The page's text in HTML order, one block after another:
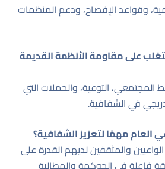
وقواعد الإفصاح، ودعم المنظمات
على مقاومة الأنظمة القديمة
التوعية، والحملات التي
في الشفافية.
العام مهمًا لتعزيز الشفافية؟
والمثقفين لديهم القدرة على